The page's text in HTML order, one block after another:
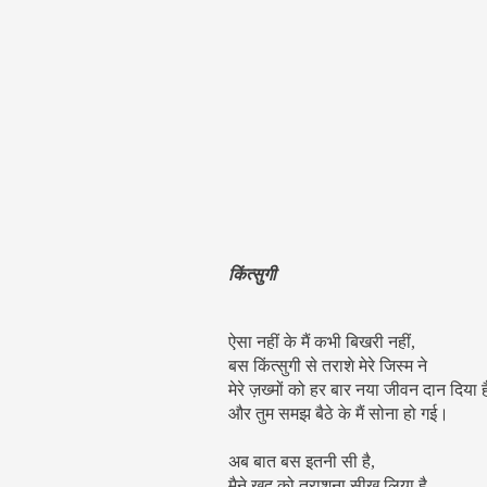
किंत्सुगी
ऐसा नहीं के मैं कभी बिखरी नहीं,
बस किंत्सुगी से तराशे मेरे जिस्म ने
मेरे ज़ख्मों को हर बार नया जीवन दान दिया
और तुम समझ बैठे के मैं सोना हो गई।
अब बात बस इतनी सी है,